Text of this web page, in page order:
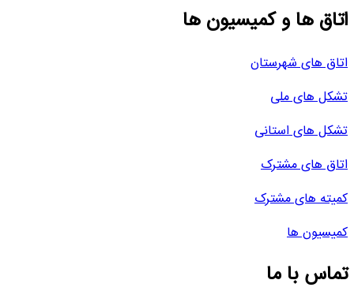
اتاق ها و کمیسیون ها
اتاق های شهرستان
تشکل های ملی
تشکل های استانی
اتاق های مشترک
کمیته های مشترک
کمیسیون ها
تماس با ما